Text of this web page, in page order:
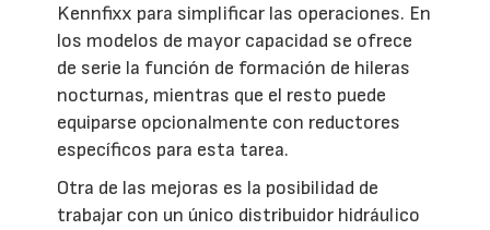
Kennfixx para simplificar las operaciones. En
los modelos de mayor capacidad se ofrece
de serie la función de formación de hileras
nocturnas, mientras que el resto puede
equiparse opcionalmente con reductores
específicos para esta tarea.
Otra de las mejoras es la posibilidad de
trabajar con un único distribuidor hidráulico